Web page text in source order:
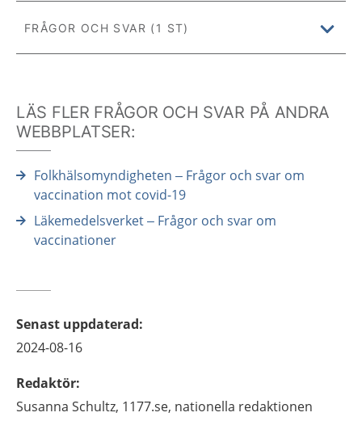
FRÅGOR OCH SVAR (1 ST)
LÄS FLER FRÅGOR OCH SVAR PÅ ANDRA
WEBBPLATSER:
Folkhälsomyndigheten – Frågor och svar om
vaccination mot covid-19
Läkemedelsverket – Frågor och svar om
vaccinationer
Senast uppdaterad:
2024-08-16
Redaktör:
Susanna Schultz, 1177.se, nationella redaktionen